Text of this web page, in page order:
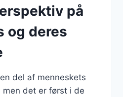
på
og deres
del af menneskets
men det er først i de